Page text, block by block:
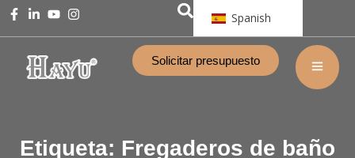
Spanish
Solicitar presupuesto
Etiqueta: Fregaderos de baño